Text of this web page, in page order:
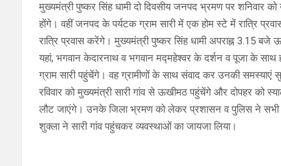
मुख्यमंत्री पुष्कर सिंह धामी दो दिवसीय जनपद भ्रमण पर शनिवार
होंगे। वहीं जनपद के पर्यटक ग्राम सारी में एक होम स्टे में रात्रि
रात्रि प्रवास करेंगे। मुख्यमंत्री पुष्कर सिंह धामी अपराह्न 3.15
यहां, भगवान केदारनाथ व भगवान मद्महेश्वर के दर्शन व पूजा के साथ
ग्राम सारी पहुंचेंगे। वह ग्रामीणों के साथ संवाद कर उनकी
रविवार को मुख्यमंत्री सारी गांव से ऊखीमठ पहुंचेंगे और दोपहर को
लौट जाएंगे। उनके जिला भ्रमण को लेकर प्रशासन व पुलिस ने सभी
शुक्ला ने सारी गांव पहुंचकर व्यवस्थाओं का जायजा लिया।